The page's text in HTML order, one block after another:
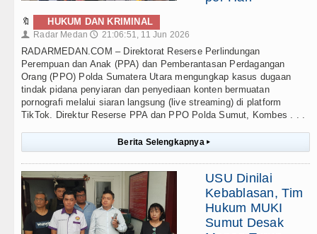
🔖 HUKUM DAN KRIMINAL
👤 Radar Medan 🕔 21:06:51, 11 Jun 2026
RADARMEDAN.COM – Direktorat Reserse Perlindungan
Perempuan dan Anak (PPA) dan Pemberantasan Perdagangan
Orang (PPO) Polda Sumatera Utara mengungkap kasus dugaan
tindak pidana penyiaran dan penyediaan konten bermuatan
pornografi melalui siaran langsung (live streaming) di platform
TikTok. Direktur Reserse PPA dan PPO Polda Sumut, Kombes . . .
Berita Selengkapnya ▸
USU Dinilai
Kebablasan, Tim
Hukum MUKI
Sumut Desak